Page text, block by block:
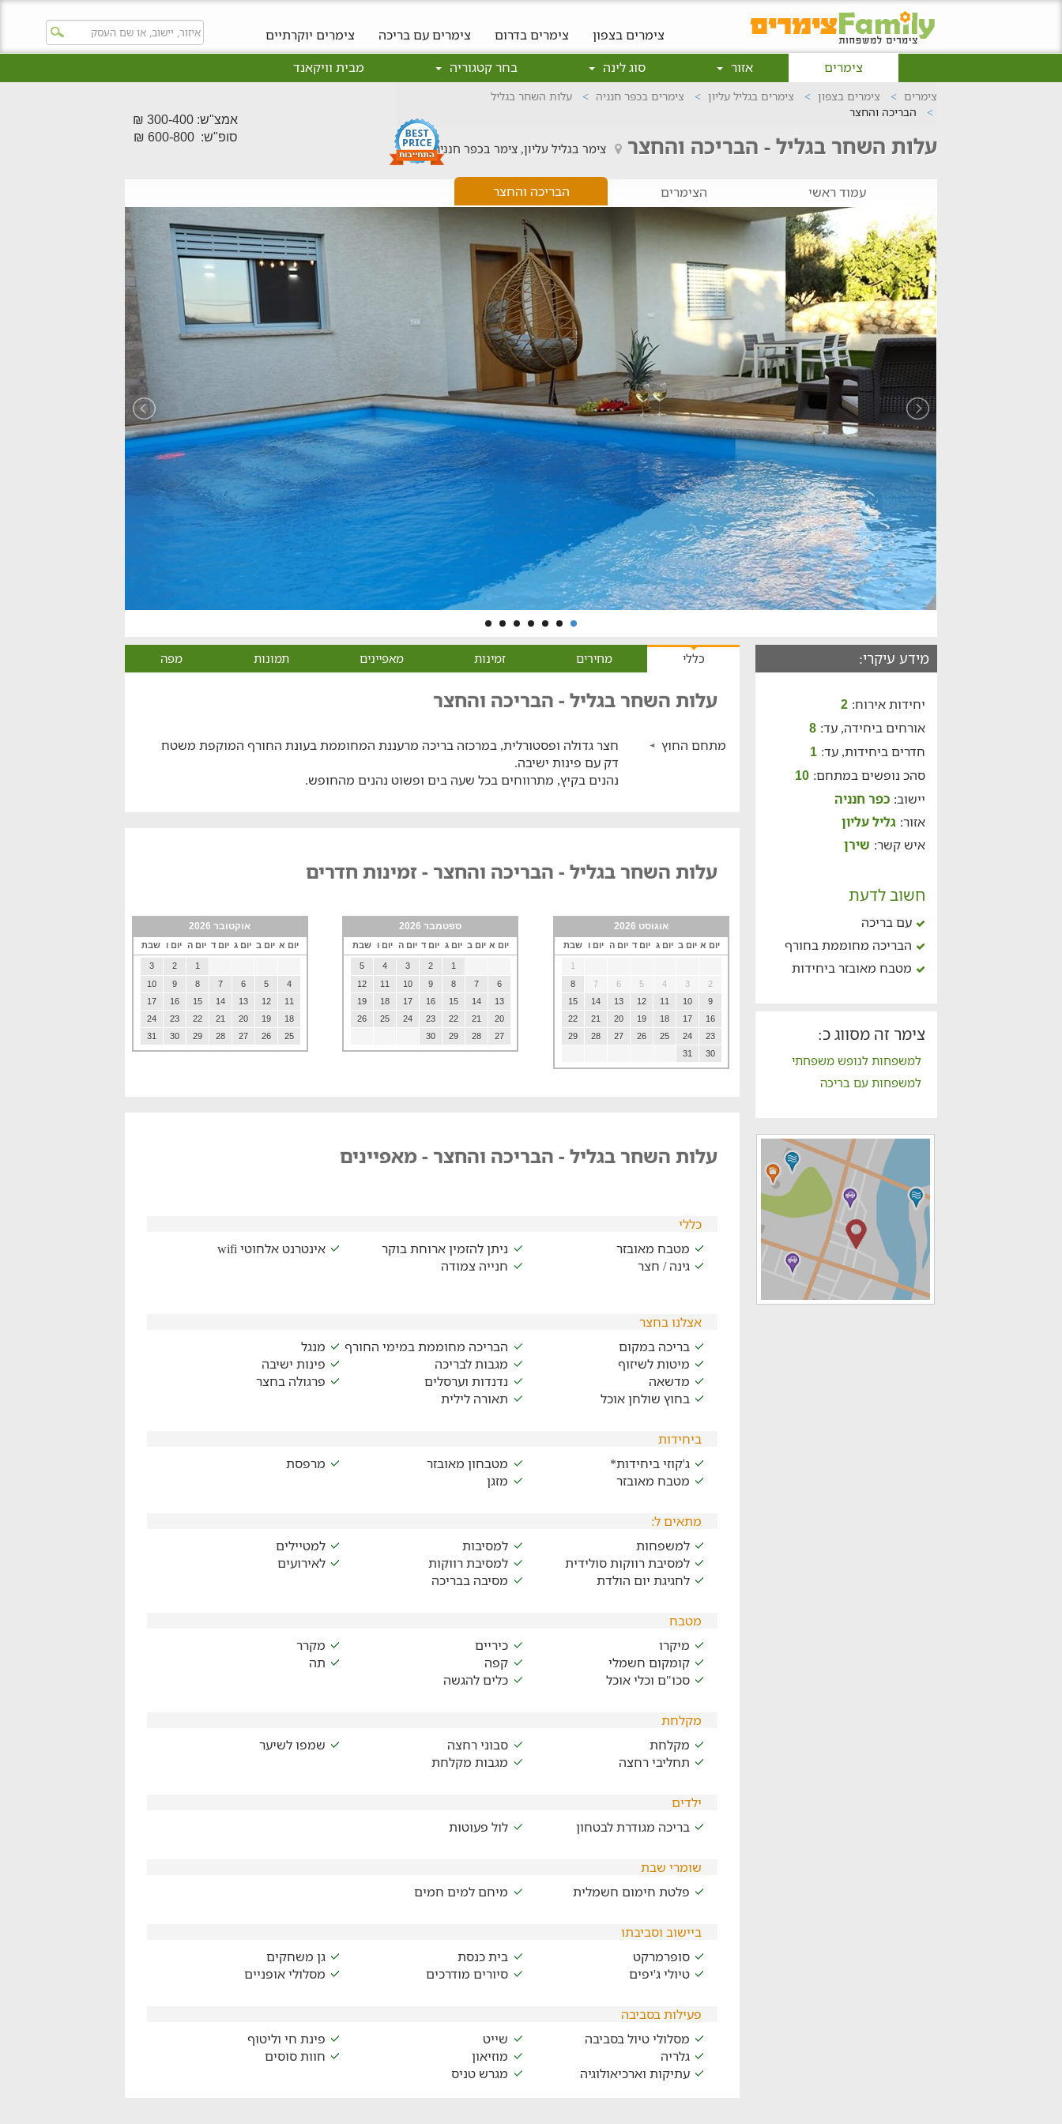
צימרים בצפון צימרים בדרום צימרים עם בריכה
צימרים יוקרתיים
צימרים
אזור סוג לינה בחר קטגוריה מבית וויקאנד
צימרים צימרים בצפון צימרים בגליל עליון צימרים בכפר חנניה
עלות השחר בגליל
הבריכה והחצר
עלות השחר בגליל - הבריכה והחצר צימר בגליל עליון, צימר בכפר חנניה
אמצ"ש: 300-400 ₪
סופ"ש: 600-800 ₪
עמוד ראשי הצימרים הבריכה והחצר
מידע עיקרי:
יחידות אירוח: 2
אורחים ביחידה, עד: 8
חדרים ביחידות, עד: 1
סהכ נופשים במתחם: 10
יישוב: כפר חנניה
אזור: גליל עליון
איש קשר: שירן
חשוב לדעת
עם בריכה
הבריכה מחוממת בחורף
מטבח מאובזר ביחידות
צימר זה מסווג כ:
למשפחות לנופש משפחתי
למשפחות עם בריכה
כללי מחירים זמינות מאפיינים תמונות מפה
עלות השחר בגליל - הבריכה והחצר
מתחם החוץ
חצר גדולה ופסטורלית, במרכזה בריכה מרעננת המחוממת בעונת החורף המוקפת משטח
דק עם פינות ישיבה.
נהנים בקיץ, מתרווחים בכל שעה בים ופשוט נהנים מהחופש.
עלות השחר בגליל - הבריכה והחצר - זמינות חדרים
אוגוסט 2026
יום א יום ב יום ג יום ד יום ה יום ו שבת
1
2
3
4
5
6
7
8
9
10
11
12
13
14
15
16
17
18
19
20
21
22
23
24
25
26
27
28
29
30
31
ספטמבר 2026
יום א יום ב יום ג יום ד יום ה יום ו שבת
1
2
3
4
5
6
7
8
9
10
11
12
13
14
15
16
17
18
19
20
21
22
23
24
25
26
27
28
29
30
אוקטובר 2026
יום א יום ב יום ג יום ד יום ה יום ו שבת
1
2
3
4
5
6
7
8
9
10
11
12
13
14
15
16
17
18
19
20
21
22
23
24
25
26
27
28
29
30
31
עלות השחר בגליל - הבריכה והחצר - מאפיינים
כללי
מטבח מאובזר
ניתן להזמין ארוחת בוקר
אינטרנט אלחוטי wifi
גינה / חצר
חנייה צמודה
אצלנו בחצר
בריכה במקום
הבריכה מחוממת במימי החורף
מנגל
מיטות לשיזוף
מגבות לבריכה
פינות ישיבה
מדשאה
נדנדות וערסלים
פרגולה בחצר
בחוץ שולחן אוכל
תאורה לילית
ביחידות
ג'קוזי ביחידות*
מטבחון מאובזר
מרפסת
מטבח מאובזר
מזגן
מתאים ל:
למשפחות
למסיבות
למטיילים
למסיבת רווקות סולידית
למסיבת רווקות
לאירועים
לחגיגת יום הולדת
מסיבה בבריכה
מטבח
מיקרו
כיריים
מקרר
קומקום חשמלי
קפה
תה
סכו"ם וכלי אוכל
כלים להגשה
מקלחת
מקלחת
סבוני רחצה
שמפו לשיער
תחליבי רחצה
מגבות מקלחת
ילדים
בריכה מגודרת לבטחון
לול פעוטות
שומרי שבת
פלטת חימום חשמלית
מיחם למים חמים
ביישוב וסביבתו
סופרמרקט
בית כנסת
גן משחקים
טיולי ג'יפים
סיורים מודרכים מסלולי אופניים
פעילות בסביבה
מסלולי טיול בסביבה
שייט
פינת חי וליטוף
גלריה
מוזיאון
חוות סוסים
עתיקות וארכיאולוגיה
מגרש טניס